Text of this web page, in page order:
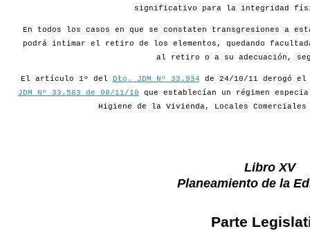
significativo para la integridad
En todos los casos en que se constaten transgresiones a
podrá intimar el retiro de los elementos, quedando
al retiro o a su adecuación,
El artículo 1º del Dto. JDM Nº 33.934 de 24/10/11 derogó
JDM Nº 33.583 de 08/11/10 que establecían un régimen
Higiene de la Vivienda, Locales
Libro XV
Planeamiento de la
Parte